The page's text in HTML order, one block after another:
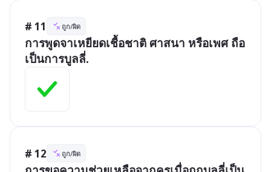
# 11 ถูก/ผิด
การพูดจาเหยียดเชื้อชาติ ศาสนา หรือเพศ ถือ
เป็นการบูลลี่.
# 12 ถูก/ผิด